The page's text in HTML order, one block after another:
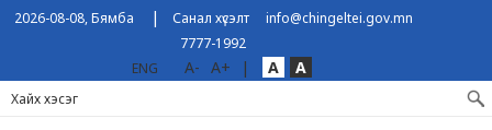
2026-08-08, Бямба | Санал хүсэлт
info@chingeltei.gov.mn
7777-1992
ENG
A- A+ | A A